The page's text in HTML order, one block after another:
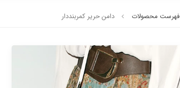
فهرست محصولات دامن حریر کمربنددار